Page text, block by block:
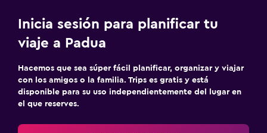
Inicia sesión para planificar tu
viaje a Padua
Hacemos que sea súper fácil planificar, organizar y viajar
con los amigos o la familia. Trips es gratis y está
disponible para su uso independientemente del lugar en
el que reserves.